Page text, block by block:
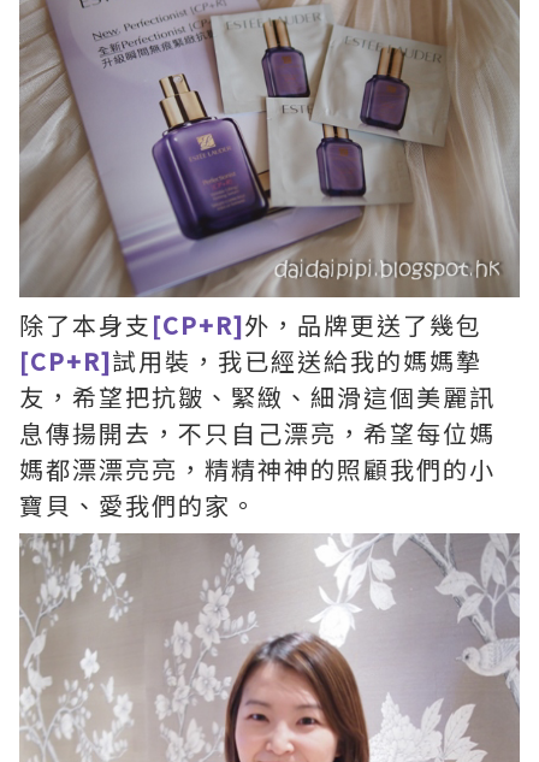
除了本身支[CP+R]外，品牌更送了幾包
[CP+R]試用裝，我已經送給我的媽媽摯
友，希望把抗皺、緊緻、細滑這個美麗訊
息傳揚開去，不只自己漂亮，希望每位媽
媽都漂漂亮亮，精精神神的照顧我們的小
寶貝、愛我們的家。